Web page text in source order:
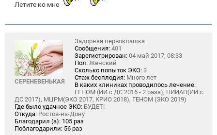
Летите ко мне
СЕРЕНЕВЕНЬКАЯ
Задорная первоклашка
Сообщения: 401
Зарегистрирован: 04 май 2017, 08:33
Пол: Женский
Сколько попыток ЭКО: 3
Стаж бесплодия: Много лет
В каких клиниках проводилось лечение:
ГЕНОМ (ИИ с ДС 2016 - 2 раза), НИИАП(ИИ с
ДС 2017), МЦРМ(ЭКО 2017, КРИО 2018), ГЕНОМ (ЭКО 2019)
Где было удачное ЭКО: БУДЕТ!
Откуда: Ростов-на-Дону
Благодарил (а): 105 раз
Поблагодарили: 56 раз